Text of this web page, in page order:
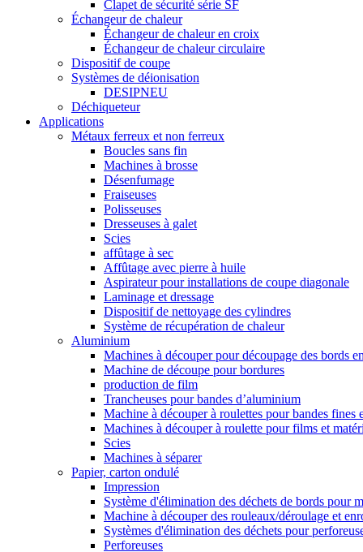
Clapet de sécurité série SF
Échangeur de chaleur
Échangeur de chaleur en croix
Échangeur de chaleur circulaire
Dispositif de coupe
Systèmes de déionisation
DESIPNEU
Déchiqueteur
Applications
Métaux ferreux et non ferreux
Boucles sans fin
Machines à brosse
Désenfumage
Fraiseuses
Polisseuses
Dresseuses à galet
Scies
affûtage à sec
Affûtage avec pierre à huile
Aspirateur pour installations de coupe diagonale
Laminage et dressage
Dispositif de nettoyage des cylindres
Système de récupération de chaleur
Aluminium
Machines à découper pour découpage des bords
Machine de découpe pour bordures
production de film
Trancheuses pour bandes d’aluminium
Machine à découper à roulettes pour bandes fines
Machines à découper à roulette pour films et
Scies
Machines à séparer
Papier, carton ondulé
Impression
Système d'élimination des déchets de bords pour
Machine à découper des rouleaux/déroulage et
Systèmes d'élimination des déchets pour
Perforeuses